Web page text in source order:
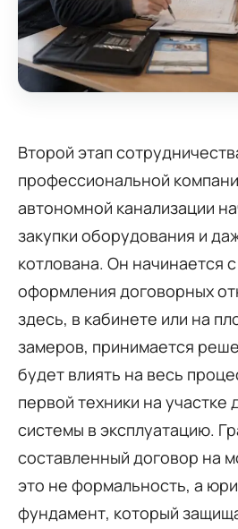
Второй этап
профессиональной
автономной канализации
закупки оборудования и
котлована. Он начинается
оформления договорных
здесь, в кабинете или на
замеров, принимается
будет влиять на весь
первой техники на участке
системы в эксплуатацию.
составленный договор на
это не формальность, а
фундамент, который